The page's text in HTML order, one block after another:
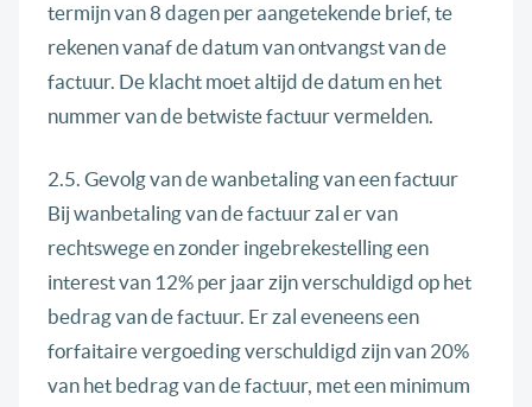
termijn van 8 dagen per aangetekende brief, te
rekenen vanaf de datum van ontvangst van de
factuur. De klacht moet altijd de datum en het
nummer van de betwiste factuur vermelden.
2.5. Gevolg van de wanbetaling van een factuur
Bij wanbetaling van de factuur zal er van
rechtswege en zonder ingebrekestelling een
interest van 12% per jaar zijn verschuldigd op het
bedrag van de factuur. Er zal eveneens een
forfaitaire vergoeding verschuldigd zijn van 20%
van het bedrag van de factuur, met een minimum